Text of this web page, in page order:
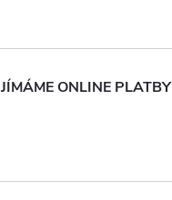
ONLINE PLATBY